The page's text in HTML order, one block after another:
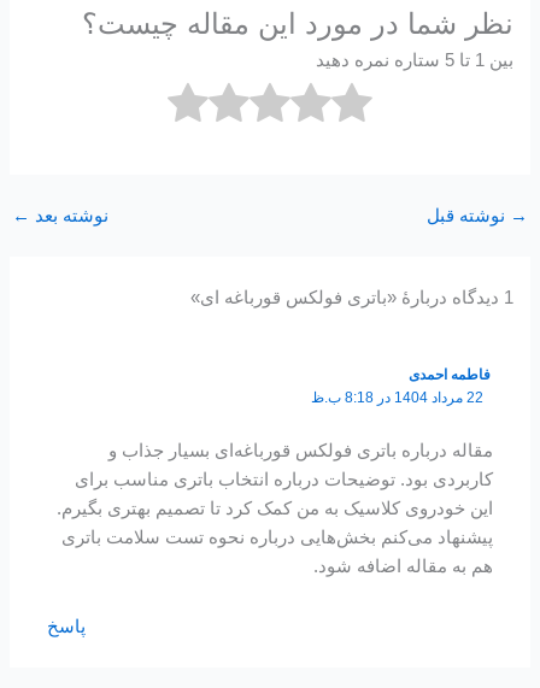
نظر شما در مورد این مقاله چیست؟
بین 1 تا 5 ستاره نمره دهید
→ نوشته قبل نوشته بعد ←
1 دیدگاه دربارهٔ «باتری فولکس قورباغه ای»
فاطمه احمدی
22 مرداد 1404 در 8:18 ب.ظ
مقاله درباره باتری فولکس قورباغه‌ای بسیار جذاب و
کاربردی بود. توضیحات درباره انتخاب باتری مناسب برای
این خودروی کلاسیک به من کمک کرد تا تصمیم بهتری بگیرم.
پیشنهاد می‌کنم بخش‌هایی درباره نحوه تست سلامت باتری
هم به مقاله اضافه شود.
پاسخ